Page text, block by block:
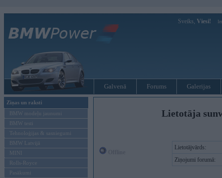
Sveiks, Viesi!
Galvenā Forums Galerijas
Ziņas un raksti
BMW modeļu jaunumi
BMW testi
Tehnoloģijas & sasniegumi
BMW Latvijā
MINI
Rolls-Royce
Pasākumi
Lietotāja
Lietotājvārds:
Ziņojumi forumā: